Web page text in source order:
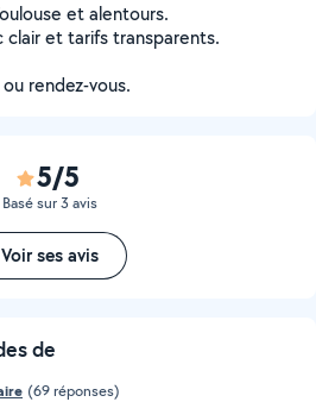
et alentours.
clair et tarifs transparents.
rendez-vous.
5/5
Basé sur 3 avis
Voir ses avis
de
(69 réponses)